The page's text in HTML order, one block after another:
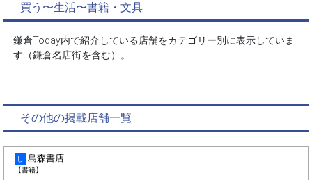
買う〜生活〜書籍・文具
鎌倉Today内で紹介している店舗をカテゴリー別に表示していま
す（鎌倉名店街を含む）。
その他の掲載店舗一覧
し 島森書店
【書籍】